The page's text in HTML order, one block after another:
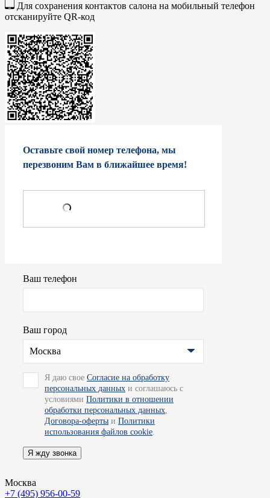
Для сохранения контактов салона на мобильный телефон
отсканируйте QR-код
Оставьте свой номер телефона, мы
перезвоним Вам в ближайшее время!
Ваш телефон
Ваш город
Москва
Я даю свое Согласие на обработку
персональных данных и соглашаюсь с
условиями Политики в отношении
обработки персональных данных,
Договора-оферты и Политики
использования файлов cookie.
Я жду звонка
Москва
+7 (495) 956-00-59